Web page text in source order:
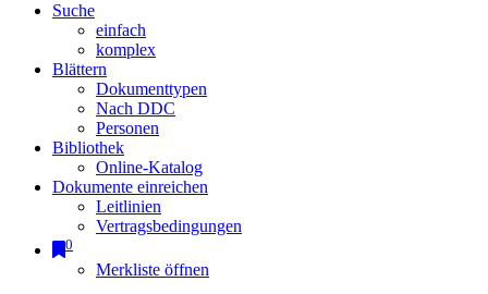
Suche
einfach
komplex
Blättern
Dokumenttypen
Nach DDC
Personen
Bibliothek
Online-Katalog
Dokumente einreichen
Leitlinien
Vertragsbedingungen
0
Merkliste öffnen